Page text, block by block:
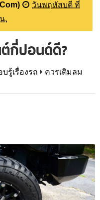
วันพฤหัสบดี ที่
.
กี่ปอนด์ดี?
บรู้เรื่องรถ
ควรเติมลม